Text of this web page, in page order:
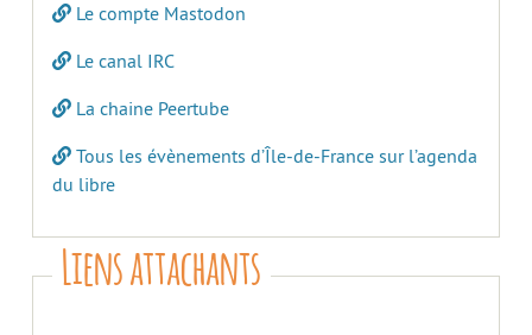
Le compte Mastodon
Le canal IRC
La chaine Peertube
Tous les évènements d’Île-de-France sur l’agenda
du libre
Liens attachants